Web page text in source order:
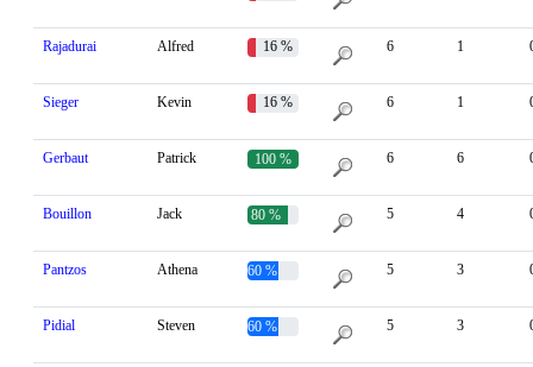
Rajadurai Alfred 16 % 6 1
Sieger Kevin 16 % 6 1
Gerbaut Patrick 100 % 6 6
Bouillon Jack 80 % 5 4
Pantzos Athena 60 % 5 3
Pidial Steven 60 % 5 3